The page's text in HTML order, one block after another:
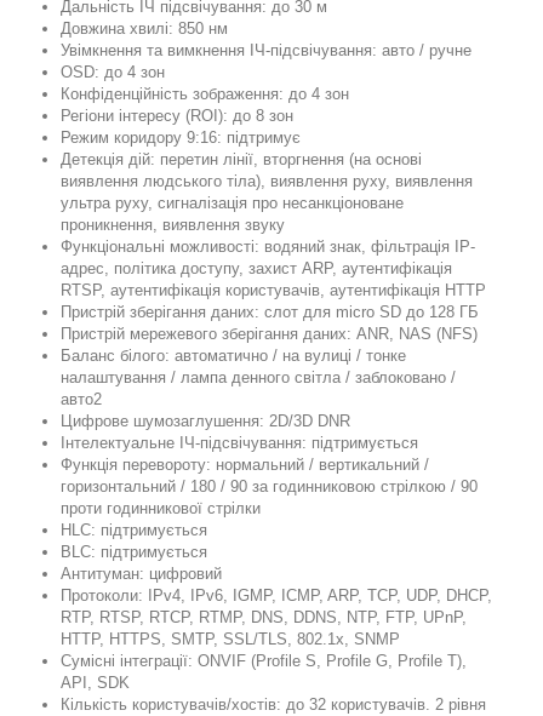
Дальність ІЧ підсвічування: до 30 м
Довжина хвилі: 850 нм
Увімкнення та вимкнення ІЧ-підсвічування: авто / ручне
OSD: до 4 зон
Конфіденційність зображення: до 4 зон
Регіони інтересу (ROI): до 8 зон
Режим коридору 9:16: підтримує
Детекція дій: перетин лінії, вторгнення (на основі
виявлення людського тіла), виявлення руху, виявлення
ультра руху, сигналізація про несанкціоноване
проникнення, виявлення звуку
Функціональні можливості: водяний знак, фільтрація IP-
адрес, політика доступу, захист ARP, аутентифікація
RTSP, аутентифікація користувачів, аутентифікація HTTP
Пристрій зберігання даних: слот для micro SD до 128 ГБ
Пристрій мережевого зберігання даних: ANR, NAS (NFS)
Баланс білого: автоматично / на вулиці / тонке
налаштування / лампа денного світла / заблоковано /
авто2
Цифрове шумозаглушення: 2D/3D DNR
Інтелектуальне ІЧ-підсвічування: підтримується
Функція перевороту: нормальний / вертикальний /
горизонтальний / 180 / 90 за годинниковою стрілкою / 90
проти годинникової стрілки
HLC: підтримується
BLC: підтримується
Антитуман: цифровий
Протоколи: IPv4, IPv6, IGMP, ICMP, ARP, TCP, UDP, DHCP,
RTP, RTSP, RTCP, RTMP, DNS, DDNS, NTP, FTP, UPnP,
HTTP, HTTPS, SMTP, SSL/TLS, 802.1x, SNMP
Сумісні інтеграції: ONVIF (Profile S, Profile G, Profile T),
API, SDK
Кількість користувачів/хостів: до 32 користувачів. 2 рівня